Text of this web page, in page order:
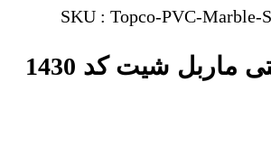
SKU : Topco-PVC-Marble-
خرید اینترنتی ماربل شیت کد 1430